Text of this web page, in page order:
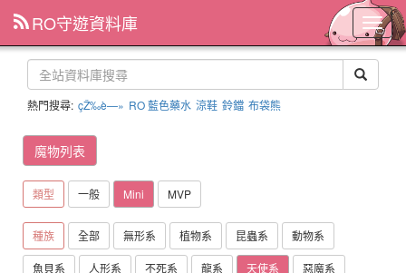
主
選
單
RO守遊資料庫
熱門搜尋: çŽ‰è—» RO 藍色藥水 涼鞋 鈴鐺 布袋熊
魔物列表
類型 一般 Mini MVP
種族 全部 無形系 植物系 昆蟲系 動物系
魚貝系 人形系 不死系 龍系 天使系 惡魔系